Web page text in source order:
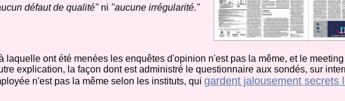
défaut de qualité"ni "aucune irrégularité."
laquelle ont été menées les enquêtes d'opinion n'est pas la même, et le
explication, la façon dont est administré le questionnaire aux sondés, sur
n'est pas la même selon les instituts, qui gardent jalousement secrets